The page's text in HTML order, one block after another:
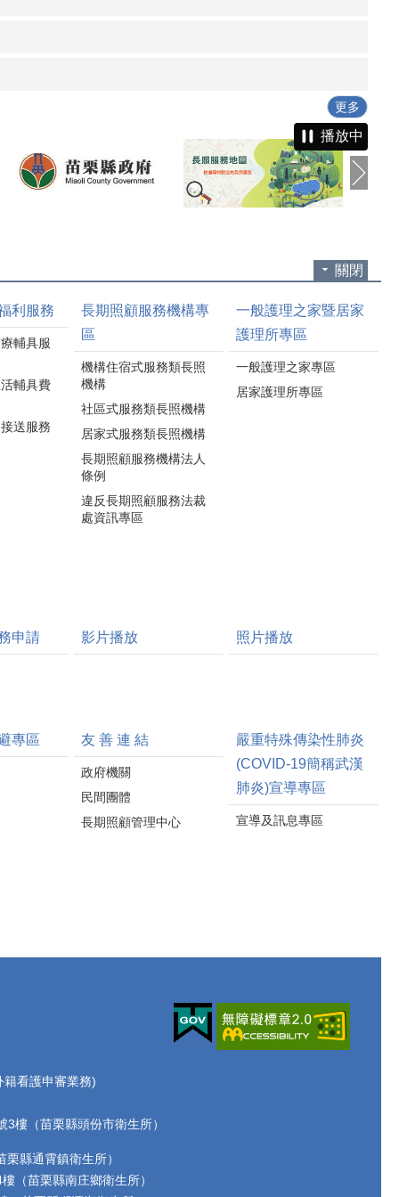
更多
播放中
關閉
利服務
輔具服
輔具費
送服務
長期照顧服務機構專
區
機構住宿式服務類長照
機構
社區式服務類長照機構
居家式服務類長照機構
長期照顧服務機構法人
條例
違反長期照顧服務法裁
處資訊專區
一般護理之家暨居家
護理所專區
一般護理之家專區
居家護理所專區
申請 影片播放 照片播放
專區 友 善 連 結
政府機關
民間團體
長期照顧管理中心
嚴重特殊傳染性肺炎
(COVID-19簡稱武漢
肺炎)宣導專區
宣導及訊息專區
看護申審業務)
樓（苗栗縣頭份市衛生所）
縣通霄鎮衛生所）
（苗栗縣南庄鄉衛生所）